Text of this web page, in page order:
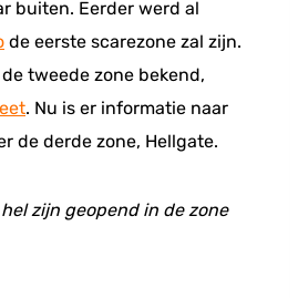
buiten. Eerder werd al
de eerste scarezone zal zijn.
tweede zone bekend,
. Nu is er informatie naar
de derde zone, Hellgate.
zijn geopend in de zone